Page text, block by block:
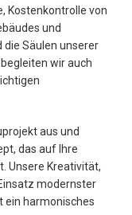
Kostenkontrolle von
und
Säulen unserer
wir auch
aus und
das auf Ihre
Unsere Kreativität,
modernster
ein harmonisches